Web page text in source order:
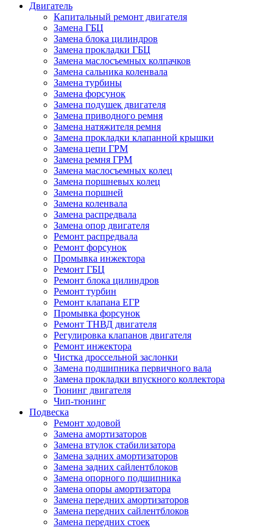
Двигатель
Капитальный ремонт двигателя
Замена ГБЦ
Замена блока цилиндров
Замена прокладки ГБЦ
Замена маслосъемных колпачков
Замена сальника коленвала
Замена турбины
Замена форсунок
Замена подушек двигателя
Замена приводного ремня
Замена натяжителя ремня
Замена прокладки клапанной крышки
Замена цепи ГРМ
Замена ремня ГРМ
Замена маслосъемных колец
Замена поршневых колец
Замена поршней
Замена коленвала
Замена распредвала
Замена опор двигателя
Ремонт распредвала
Ремонт форсунок
Промывка инжектора
Ремонт ГБЦ
Ремонт блока цилиндров
Ремонт турбин
Ремонт клапана ЕГР
Промывка форсунок
Ремонт ТНВД двигателя
Регулировка клапанов двигателя
Ремонт инжектора
Чистка дроссельной заслонки
Замена подшипника первичного вала
Замена прокладки впускного коллектора
Тюнинг двигателя
Чип-тюнинг
Подвеска
Ремонт ходовой
Замена амортизаторов
Замена втулок стабилизатора
Замена задних амортизаторов
Замена задних сайлентблоков
Замена опорного подшипника
Замена опоры амортизатора
Замена передних амортизаторов
Замена передних сайлентблоков
Замена передних стоек